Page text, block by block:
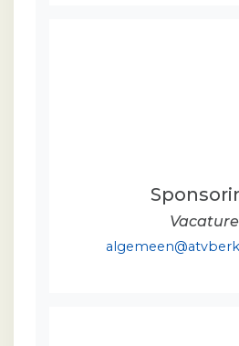
Vacature